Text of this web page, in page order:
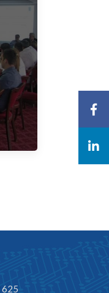
625